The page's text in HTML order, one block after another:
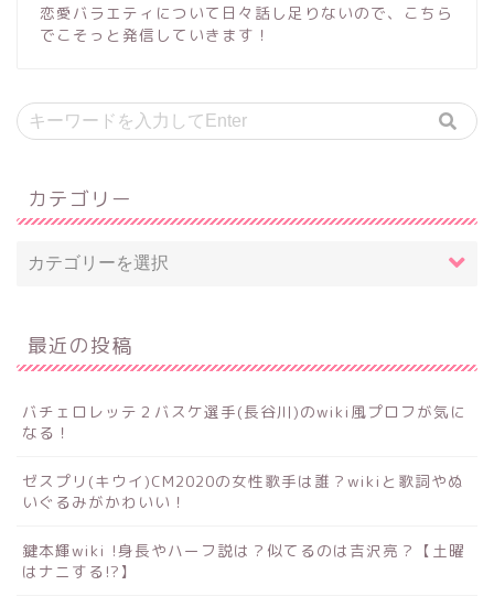
恋愛バラエティについて日々話し足りないので、こちら
でこそっと発信していきます！
カテゴリー
最近の投稿
バチェロレッテ２バスケ選手(長谷川)のwiki風プロフが気に
なる！
ゼスプリ(キウイ)CM2020の女性歌手は誰？wikiと歌詞やぬ
いぐるみがかわいい！
鍵本輝wiki !身長やハーフ説は？似てるのは吉沢亮？【土曜
はナニする!?】